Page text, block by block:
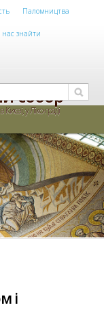
Паломництва
нас знайти
собор
у Ліко-граді
і